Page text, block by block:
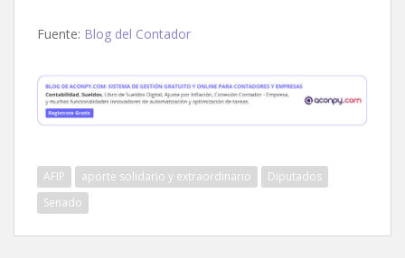
Fuente: Blog del Contador
AFIP aporte solidario y extraordinario
Diputados
Senado